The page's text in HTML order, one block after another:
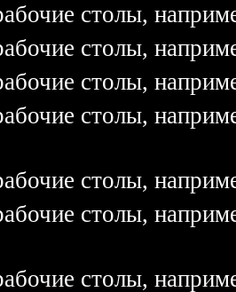
столы,
столы,
столы,
столы,
столы,
столы,
столы,